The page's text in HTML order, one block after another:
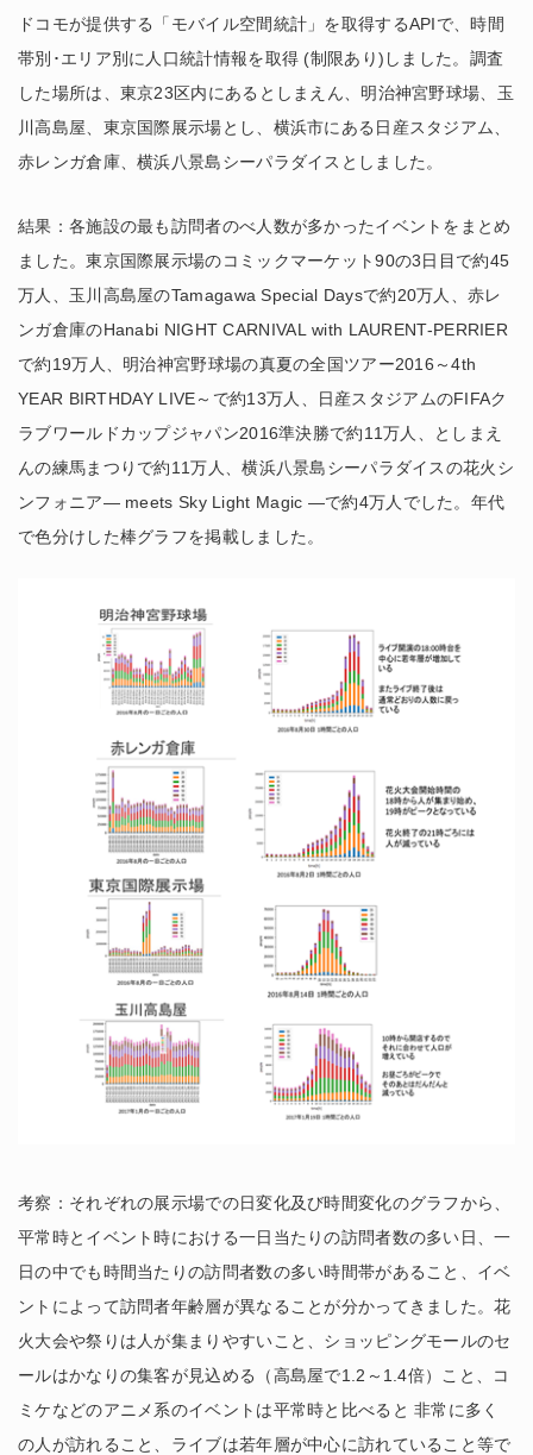
ドコモが提供する「モバイル空間統計」を取得するAPIで、時間
帯別･エリア別に人口統計情報を取得 (制限あり)しました。調査
した場所は、東京23区内にあるとしまえん、明治神宮野球場、玉
川高島屋、東京国際展示場とし、横浜市にある日産スタジアム、
赤レンガ倉庫、横浜八景島シーパラダイスとしました。
結果：各施設の最も訪問者のべ人数が多かったイベントをまとめ
ました。東京国際展示場のコミックマーケット90の3日目で約45
万人、玉川高島屋のTamagawa Special Daysで約20万人、赤レ
ンガ倉庫のHanabi NIGHT CARNIVAL with LAURENT-PERRIER
で約19万人、明治神宮野球場の真夏の全国ツアー2016～4th
YEAR BIRTHDAY LIVE～で約13万人、日産スタジアムのFIFAク
ラブワールドカップジャパン2016準決勝で約11万人、としまえ
んの練馬まつりで約11万人、横浜八景島シーパラダイスの花火シ
ンフォニア― meets Sky Light Magic ―で約4万人でした。年代
で色分けした棒グラフを掲載しました。
考察：それぞれの展示場での日変化及び時間変化のグラフから、
平常時とイベント時における一日当たりの訪問者数の多い日、一
日の中でも時間当たりの訪問者数の多い時間帯があること、イベ
ントによって訪問者年齢層が異なることが分かってきました。花
火大会や祭りは人が集まりやすいこと、ショッピングモールのセ
ールはかなりの集客が見込める（高島屋で1.2～1.4倍）こと、コ
ミケなどのアニメ系のイベントは平常時と比べると 非常に多く
の人が訪れること、ライブは若年層が中心に訪れていること等で